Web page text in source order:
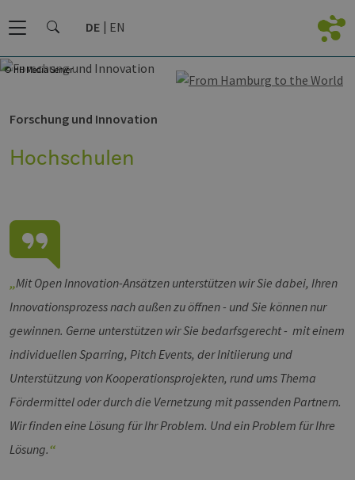
DE EN
© HH Media Server
Forschung und Innovation
Hochschulen
Mit Open Innovation-Ansätzen unterstützen wir Sie dabei, Ihren
Innovationsprozess nach außen zu öffnen - und Sie können nur
gewinnen. Gerne unterstützen wir Sie bedarfsgerecht - mit einem
individuellen Sparring, Pitch Events, der Initiierung und
Unterstützung von Kooperationsprojekten, rund ums Thema
Fördermittel oder durch die Vernetzung mit passenden Partnern.
Wir finden eine Lösung für Ihr Problem. Und ein Problem für Ihre
Lösung.